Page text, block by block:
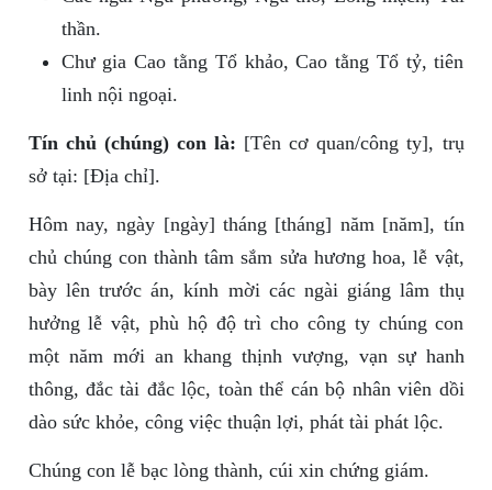
thần.
Chư gia Cao tằng Tổ khảo, Cao tằng Tổ tỷ, tiên
linh nội ngoại.
Tín chủ (chúng) con là: [Tên cơ quan/công ty], trụ
sở tại: [Địa chỉ].
Hôm nay, ngày [ngày] tháng [tháng] năm [năm], tín
chủ chúng con thành tâm sắm sửa hương hoa, lễ vật,
bày lên trước án, kính mời các ngài giáng lâm thụ
hưởng lễ vật, phù hộ độ trì cho công ty chúng con
một năm mới an khang thịnh vượng, vạn sự hanh
thông, đắc tài đắc lộc, toàn thể cán bộ nhân viên dồi
dào sức khỏe, công việc thuận lợi, phát tài phát lộc.
Chúng con lễ bạc lòng thành, cúi xin chứng giám.